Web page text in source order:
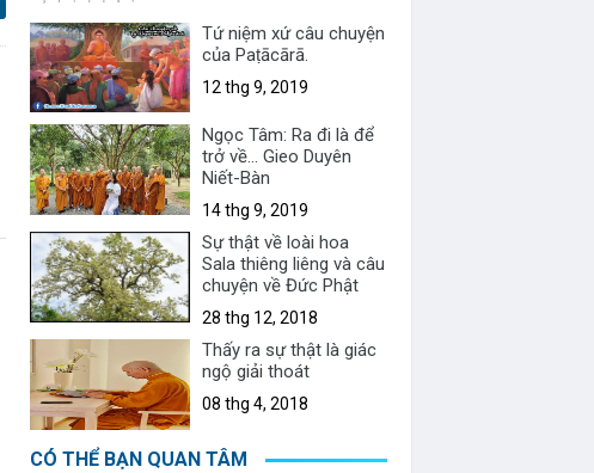
Tứ niệm xứ câu chuyện
của Paṭācārā.
12 thg 9, 2019
Ngọc Tâm: Ra đi là để
trở về... Gieo Duyên
Niết-Bàn
14 thg 9, 2019
Sự thật về loài hoa
Sala thiêng liêng và câu
chuyện về Đức Phật
28 thg 12, 2018
Thấy ra sự thật là giác
ngộ giải thoát
08 thg 4, 2018
CÓ THỂ BẠN QUAN TÂM